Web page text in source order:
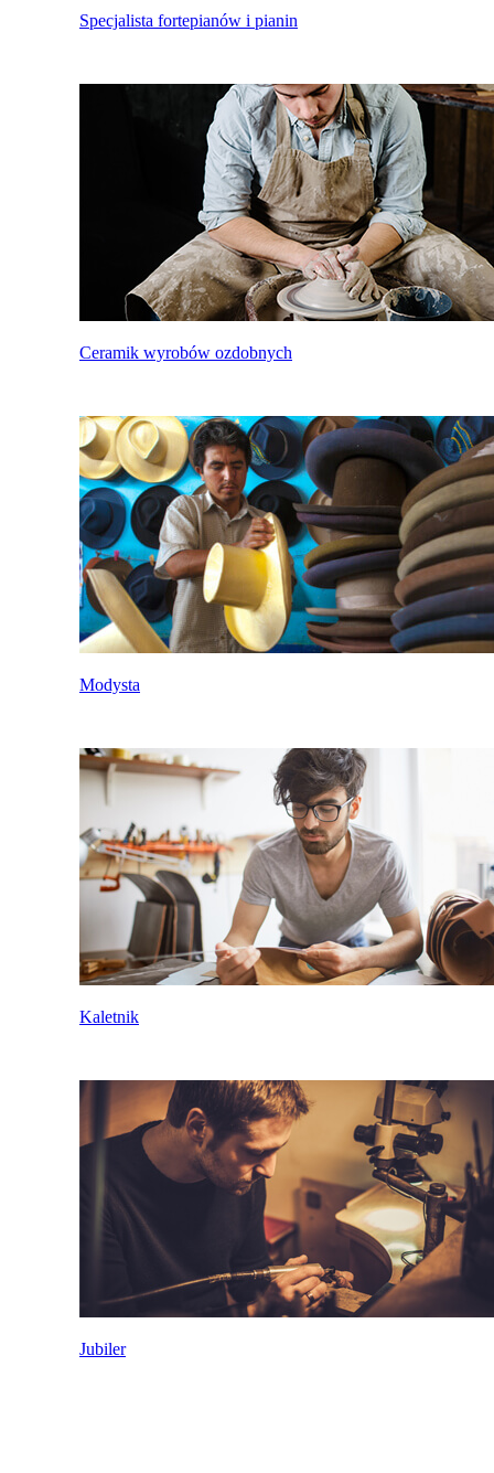
Specjalista fortepianów i pianin
Ceramik wyrobów ozdobnych
Modysta
Kaletnik
Jubiler